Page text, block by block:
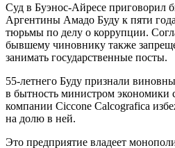
Суд в Буэнос-Айресе приговорил
Аргентины Амадо Буду к пяти
тюрьмы по делу о коррупции.
бывшему чиновнику также
занимать государственные посты.
55-летнего Буду признали
в бытность министром экономики
компании Ciccone Calcografica
на долю в ней.
Это предприятие владеет